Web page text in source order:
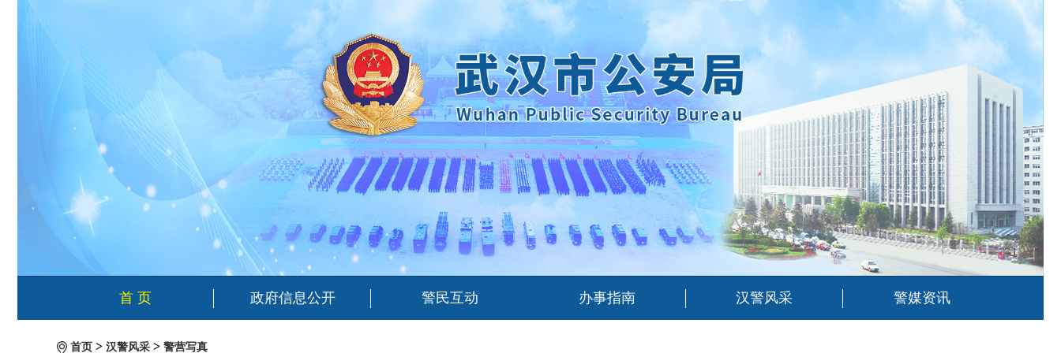
首 页 政府信息公开 警民互动 办事指南 汉警风采 警媒资讯
首页 > 汉警风采 > 警营写真